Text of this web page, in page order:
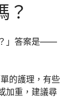
？
？」答案是——
的護理，有些
加重，建議尋